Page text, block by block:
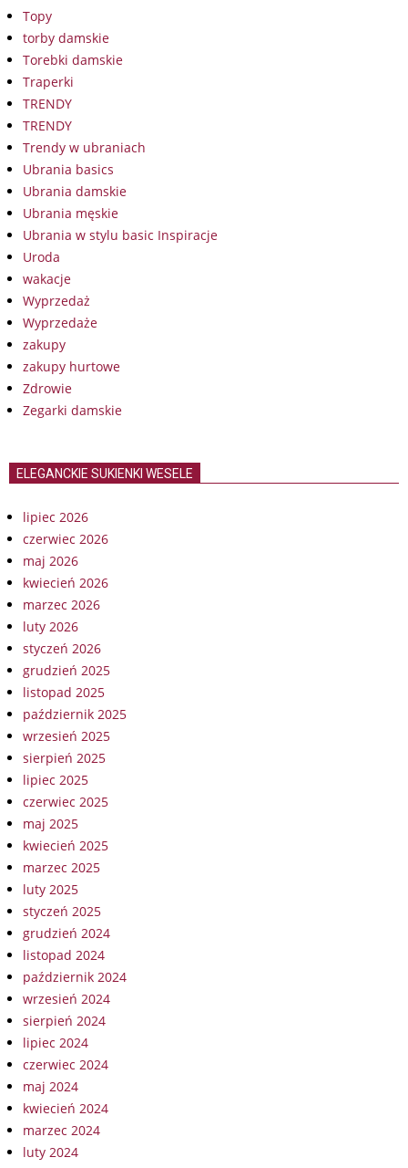
Topy
torby damskie
Torebki damskie
Traperki
TRENDY
TRENDY
Trendy w ubraniach
Ubrania basics
Ubrania damskie
Ubrania męskie
Ubrania w stylu basic Inspiracje
Uroda
wakacje
Wyprzedaż
Wyprzedaże
zakupy
zakupy hurtowe
Zdrowie
Zegarki damskie
ELEGANCKIE SUKIENKI WESELE
lipiec 2026
czerwiec 2026
maj 2026
kwiecień 2026
marzec 2026
luty 2026
styczeń 2026
grudzień 2025
listopad 2025
październik 2025
wrzesień 2025
sierpień 2025
lipiec 2025
czerwiec 2025
maj 2025
kwiecień 2025
marzec 2025
luty 2025
styczeń 2025
grudzień 2024
listopad 2024
październik 2024
wrzesień 2024
sierpień 2024
lipiec 2024
czerwiec 2024
maj 2024
kwiecień 2024
marzec 2024
luty 2024